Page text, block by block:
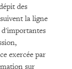
des
la ligne
exercée par
sur